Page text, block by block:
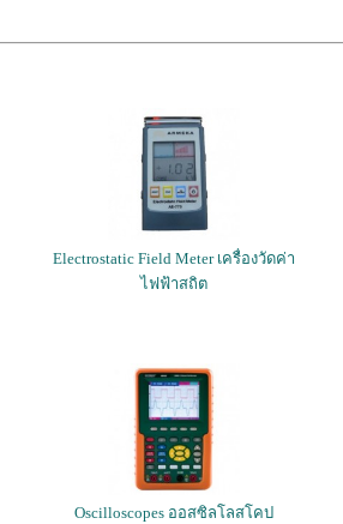
Electrostatic Field Meter เครื่องวัดค่า
ไฟฟ้าสถิต
Oscilloscopes ออสซิลโลสโคป